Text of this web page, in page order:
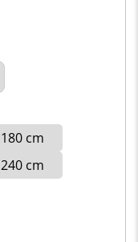
180 cm
240 cm